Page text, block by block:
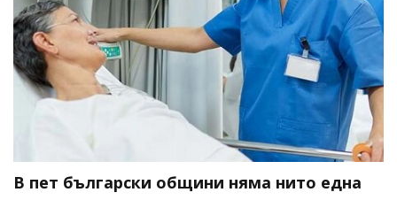
В пет български общини няма нито една